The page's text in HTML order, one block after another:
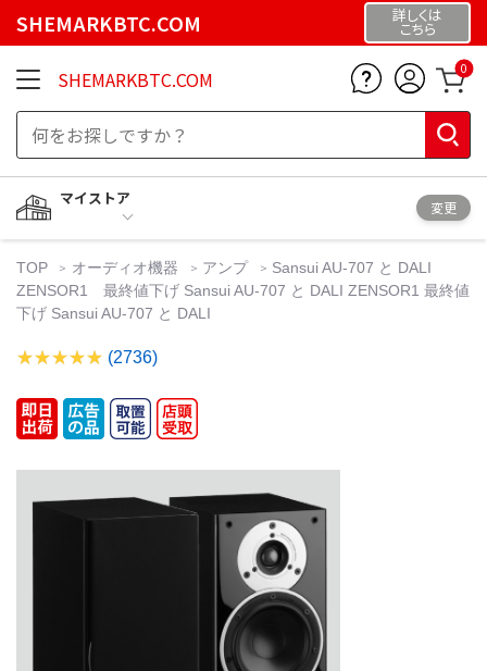
SHEMARKBTC.COM 詳しくは
こちら
SHEMARKBTC.COM 0
マイストア
変更
TOP オーディオ機器 アンプ
Sansui AU-707 と DALI
ZENSOR1 最終値下げ Sansui AU-707 と DALI ZENSOR1 最終値
下げ Sansui AU-707 と DALI
(2736)